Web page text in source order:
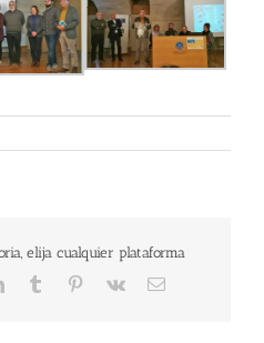
elija cualquier plataforma
LinkedInTumblr Pinterest
Vk
Correo